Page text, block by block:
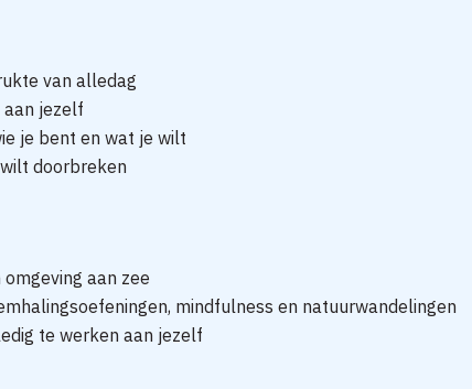
van alledag
jezelf
je bent en wat je wilt
doorbreken
aan zee
mindfulness en natuurwandelingen
te werken aan jezelf